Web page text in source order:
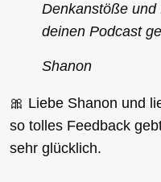
Denkanstöße
deinen Podcast
Shanon
🎀 Liebe Shanon und
so tolles Feedback
sehr glücklich.